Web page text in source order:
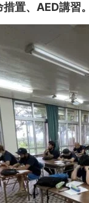
置、AED講習。